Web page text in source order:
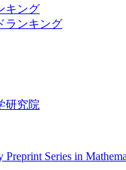
キング
ランキング
研究院
Series in